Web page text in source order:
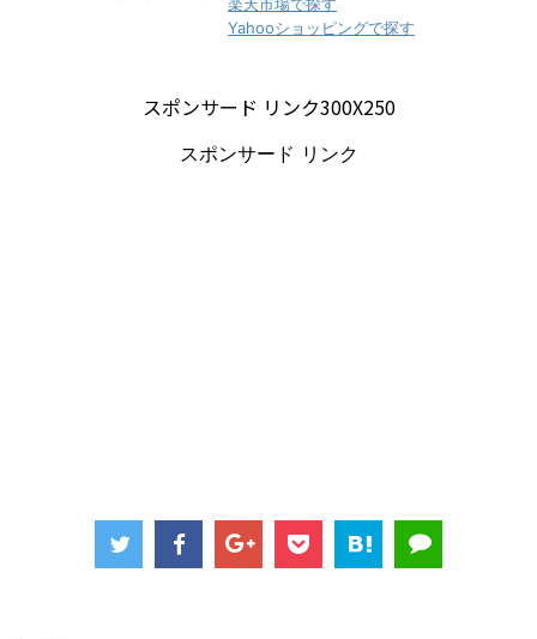
Yahooショッピングで探す
スポンサード リンク300X250
スポンサード リンク